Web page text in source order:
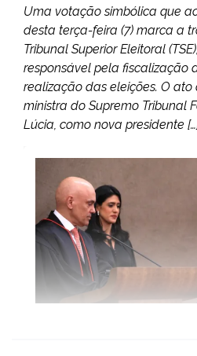
Uma votação simbólica que
desta terça-feira (7) marca a
Tribunal Superior Eleitoral
responsável pela fiscalização
realização das eleições. O
ministra do Supremo Tribunal
Lúcia, como nova presidente